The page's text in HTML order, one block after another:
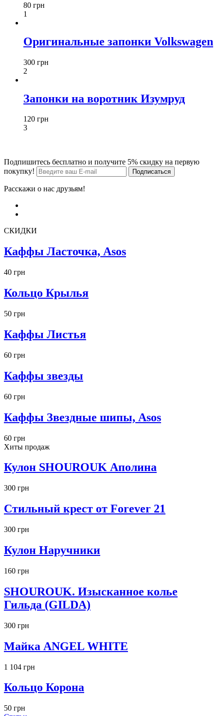
80 грн
1
Оригинальные запонки Volkswagen
300 грн
2
Запонки на воротник Изумруд
120 грн
3
Подпишитесь бесплатно и получите 5% скидку на первую
покупку!
Расскажи о нас друзьям!
СКИДКИ
Каффы Ласточка, Asos
40 грн
Кольцо Крылья
50 грн
Каффы Листья
60 грн
Каффы звезды
60 грн
Каффы Звездные шипы, Asos
60 грн
Хиты продаж
Кулон SHOUROUK Аполина
300 грн
Стильный крест от Forever 21
300 грн
Кулон Наручники
160 грн
SHOUROUK. Изысканное колье
Гильда (GILDA)
300 грн
Майка ANGEL WHITE
1 104 грн
Кольцо Корона
50 грн